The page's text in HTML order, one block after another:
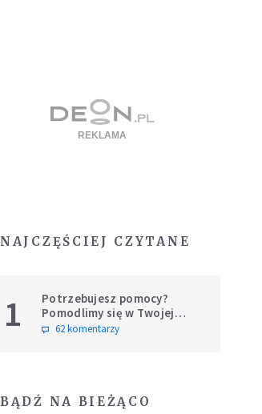
NAJCZĘŚCIEJ CZYTANE
1
Potrzebujesz pomocy?
Pomodlimy się w Twojej
intencji
62 komentarzy
BĄDŹ NA BIEŻĄCO